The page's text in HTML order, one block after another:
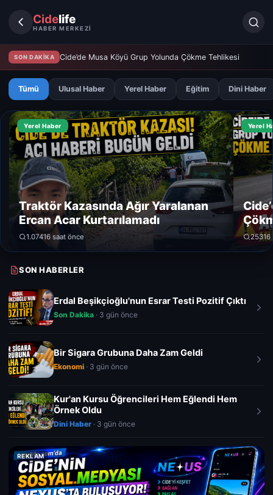
Cidelife
HABER MERKEZİ
SON DAKİKA Cide’de Musa Köyü Grup Yolunda Çökme Tehlikesi
Tümü Ulusal Haber Yerel Haber Eğitim Dini Haber
Yerel Haber
Traktör Kazasında Ağır Yaralanan
Ercan Acar Kurtarılamadı
1.07416 saat önce
Yerel
25316
SON HABERLER
Erdal Beşikçioğlu'nun Esrar Testi Pozitif Çıktı
Son Dakika · 3 gün önce
Bir Sigara Grubuna Daha Zam Geldi
Ekonomi · 3 gün önce
Kur'an Kursu Öğrencileri Hem Eğlendi Hem
Örnek Oldu
Dini Haber · 3 gün önce
REKLAM